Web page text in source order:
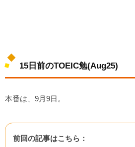
15日前のTOEIC勉(Aug25)
本番は、9月9日。
前回の記事はこちら：